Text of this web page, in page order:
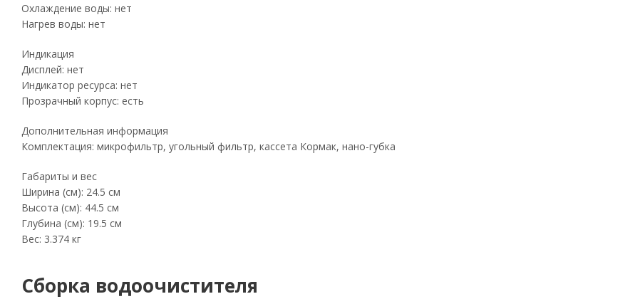
Охлаждение воды: нет
Нагрев воды: нет
Индикация
Дисплей: нет
Индикатор ресурса: нет
Прозрачный корпус: есть
Дополнительная информация
Комплектация: микрофильтр, угольный фильтр, кассета Кормак, нано-губка
Габариты и вес
Ширина (см): 24.5 см
Высота (см): 44.5 см
Глубина (см): 19.5 см
Вес: 3.374 кг
Сборка водоочистителя